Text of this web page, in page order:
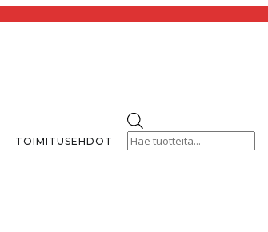
TOIMITUSEHDOT
search